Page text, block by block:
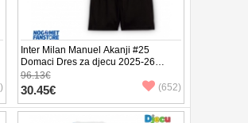
Inter Milan Manuel Akanji #25
Domaci Dres za djecu 2025-26
Kratak Rukav (+ Kratke hlače)
96.13€
30.45€ (652)